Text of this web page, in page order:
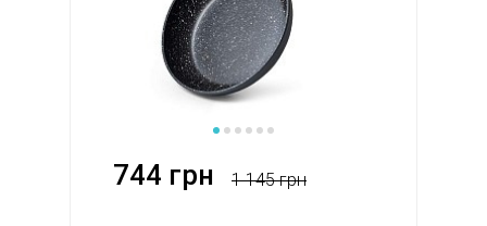
744 грн 1 145 грн